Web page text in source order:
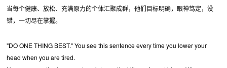
当每个健康、放松、充满原力的个体汇聚成群，他们目标明确，眼神笃定，没
错，一切尽在掌握。
"DO ONE THING BEST." You see this sentence every time you lower your
head when you are tired.